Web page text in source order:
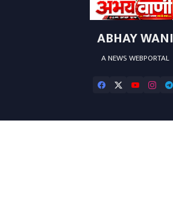
ABHAY WANI
A NEWS WEBPORTAL